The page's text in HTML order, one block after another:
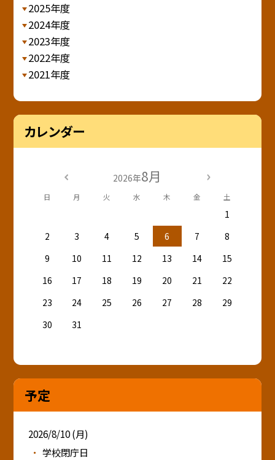
2025年度
2024年度
2023年度
2022年度
2021年度
カレンダー
2026年8月
日 月 火 水 木 金 土
1
2
3 4 5 6 7
8
9
10 11 12 13 14
15
16
17 18 19 20 21
22
23
24 25 26 27 28
29
30
31
予定
2026/8/10 (月)
学校閉庁日